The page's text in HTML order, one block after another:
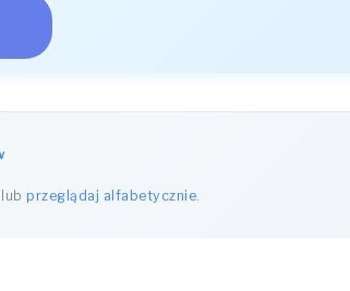
lubprzeglądaj alfabetycznie.